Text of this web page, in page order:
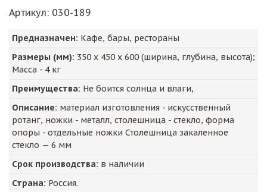
Артикул: 030-189
Предназначен: Кафе, бары, рестораны
Размеры (мм): 350 х 450 х 600 (ширина, глубина, высота);
Масса - 4кг
Преимущества: Не боится солнца и влаги,
Описание: материал изготовления - искусственный
ротанг, ножки - металл, столешница - стекло, форма
опоры - отдельные ножки Столешница закаленное
стекло — 6 мм
Срок производства: в наличии
Страна: Россия.